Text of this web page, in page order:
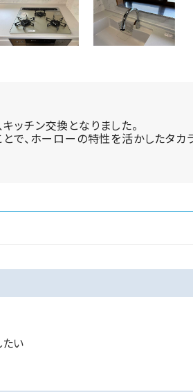
ッチン交換となりました。
で、ホーローの特性を活かしたタ
い